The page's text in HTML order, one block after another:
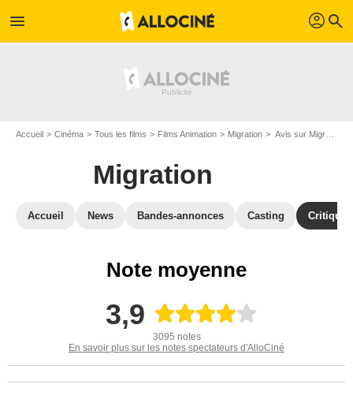
menu profil search
Accueil Cinéma Tous les films Films Animation Migration Avis sur Migration
Migration
Accueil News Bandes-annonces Casting
Note moyenne
3,9
3095 notes
En savoir plus sur les notes spectateurs d'AlloCiné